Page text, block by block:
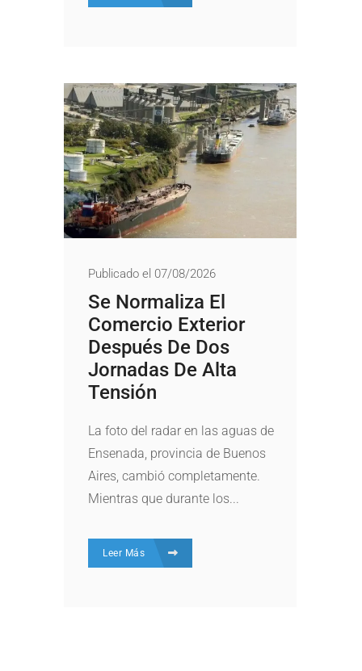
Publicado el 07/08/2026
Se Normaliza El
Comercio Exterior
Después De Dos
Jornadas De Alta
Tensión
La foto del radar en las aguas de
Ensenada, provincia de Buenos
Aires, cambió completamente.
Mientras que durante los...
Leer Más